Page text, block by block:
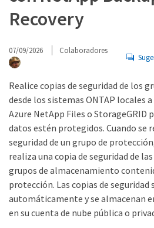
Recovery
07/09/2026 Colaboradores
Realice copias de seguridad de los
desde los sistemas ONTAP locales
Azure NetApp Files o StorageGRID
datos estén protegidos. Cuando se
seguridad de un grupo de
realiza una copia de seguridad de
grupos de almacenamiento
protección. Las copias de seguridad
automáticamente y se almacenan
en su cuenta de nube pública o